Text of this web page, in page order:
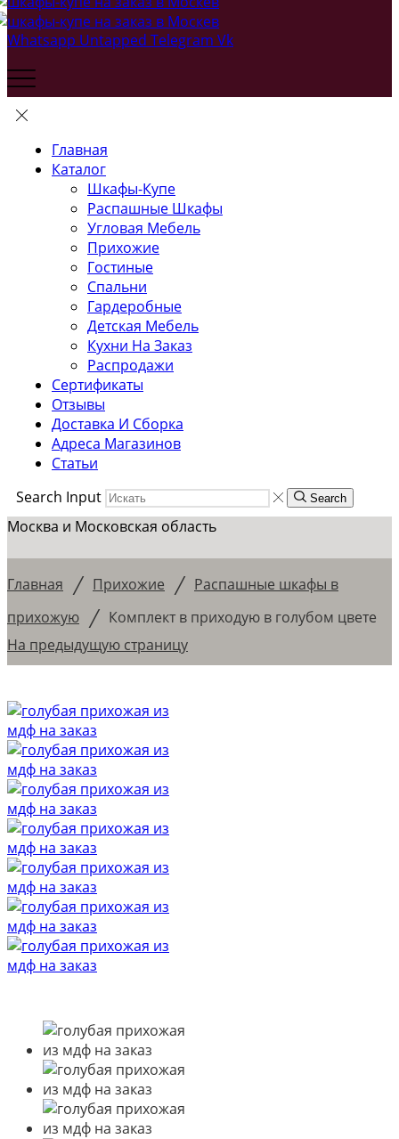
Whatsapp Untapped Telegram Vk
Главная
Каталог
Шкафы-Купе
Распашные Шкафы
Угловая Мебель
Прихожие
Гостиные
Спальни
Гардеробные
Детская Мебель
Кухни На Заказ
Распродажи
Сертификаты
Отзывы
Доставка И Сборка
Адреса Магазинов
Статьи
Search Input
Search
Москва и Московская область
Главная / Прихожие / Распашные шкафы в
прихожую / Комплект в приходую в голубом цвете
На предыдущую страницу